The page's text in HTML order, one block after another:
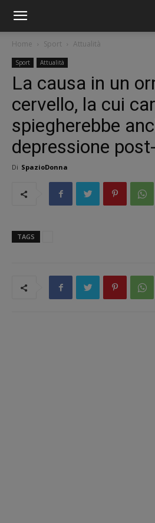
Home Sport Attualità
Sport Attualità
La causa in un
cervello, la cui
spiegherebbe
depressione
Di SpazioDonna
TAGS